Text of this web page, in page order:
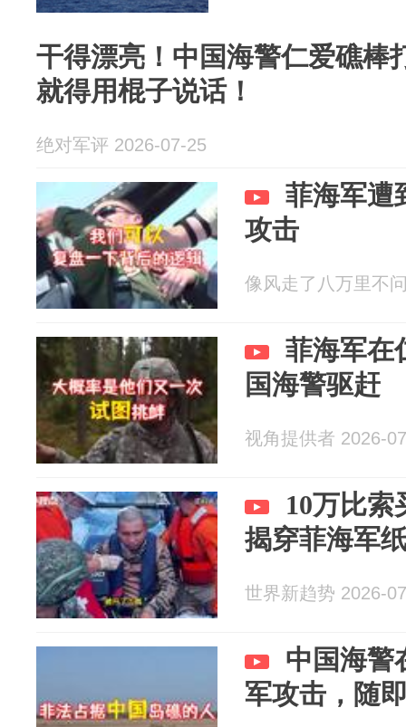
干得漂亮！中国海警仁爱礁棒
就得用棍子说话！
绝对军评 2026-07-25
菲海军遭
攻击
像风走了八万里不
菲海军在
国海警驱赶
视角提供者 2026-
10万比索
揭穿菲海军
世界新趋势 2026-
中国海警
军攻击，随